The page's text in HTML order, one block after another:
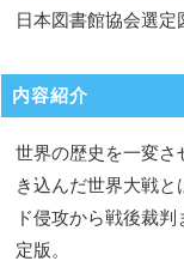
日本図書館協会選定
内容紹介
世界の歴史を一変さ
き込んだ世界大戦
ド侵攻から戦後裁
定版。